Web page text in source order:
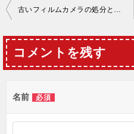
投
ナ
ビ
シ
コメントを残す
名前 必須